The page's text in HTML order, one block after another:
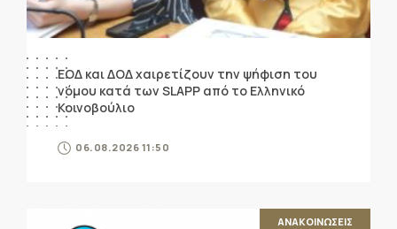
ΕΟΔ και ΔΟΔ χαιρετίζουν την ψήφιση του
νόμου κατά των SLAPP από το Ελληνικό
Κοινοβούλιο
06.08.2026 11:50
ΑΝΑΚΟΙΝΩΣΕΙΣ